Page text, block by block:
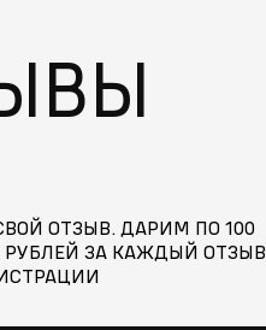
ОТЗЫВ. ДАРИМ ПО 100
ЗА КАЖДЫЙ ОТЗЫВ